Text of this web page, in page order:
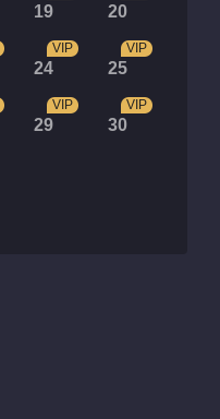
19 20
24
VIP
25
VIP
29
VIP
30
VIP